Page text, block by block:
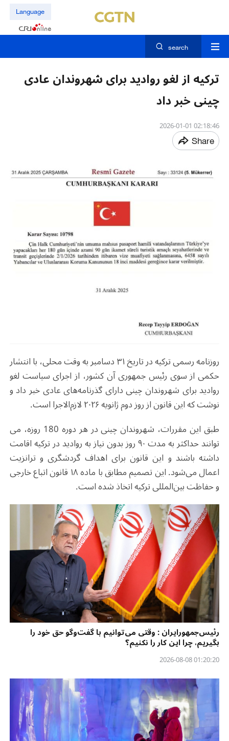
Language
search
ترکیه از لغو روادید برای شهروندان عادی
چینی خبر داد
02:18:46 2026-01-01
Share
روزنامه رسمی ترکیه در تاریخ ۳۱ دسامبر به وقت محلی، با انتشار
حکمی از سوی رئیس جمهوری آن کشور، از اجرای سیاست لغو
روادید برای شهروندان چینی دارای گذرنامه‌های عادی خبر داد و
نوشت که این قانون از روز دوم ژانویه ۲۰۲۶ لازم‌الاجرا است.
طبق این مقررات، شهروندان چینی در هر دوره 180 روزه، می
توانند حداکثر به مدت ۹۰ روز بدون نیاز به روادید در ترکیه اقامت
داشته باشند و این قانون برای اهداف گردشگری و ترانزیت
اعمال می‌شود. این تصمیم مطابق با ماده ۱۸ قانون اتباع خارجی
و حفاظت بین‌المللی ترکیه اتخاذ شده است.
رئیس‌جمهورایران : وقتی می‌توانیم با گفت‌وگو حق خود را
بگیریم، چرا این کار را نکنیم؟
01:20:20 2026-08-08